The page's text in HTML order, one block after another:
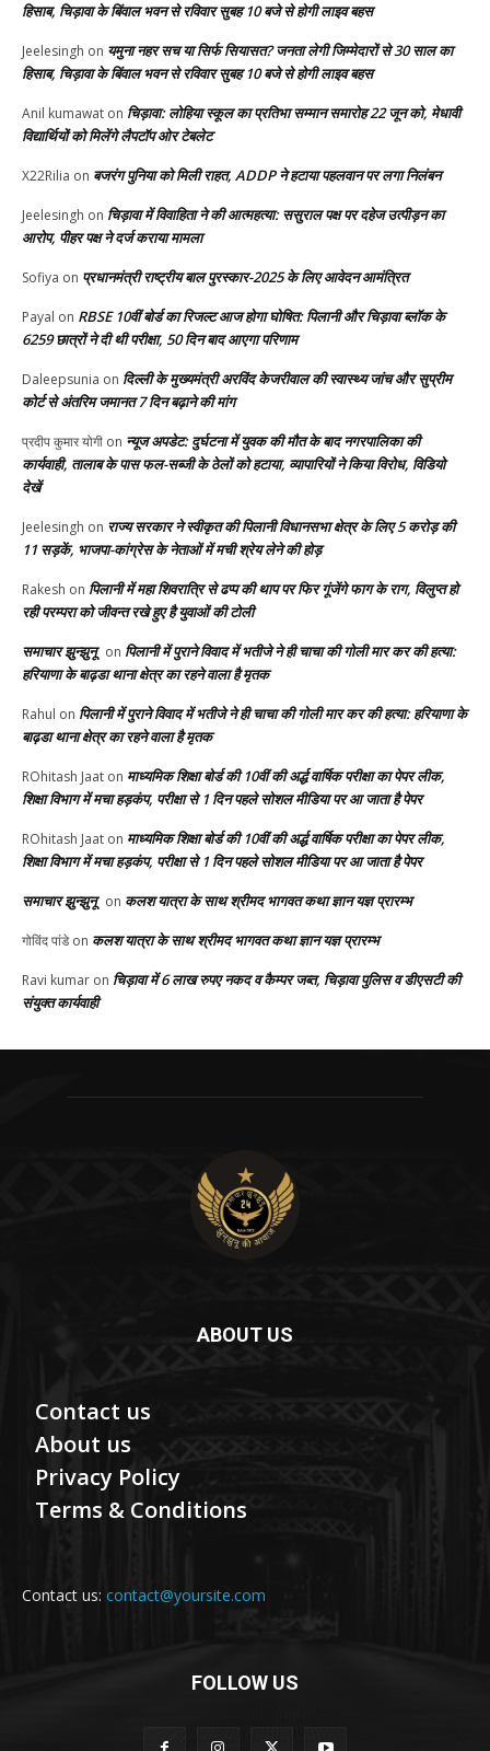
हिसाब, चिड़ावा के बिंवाल भवन से रविवार सुबह 10 बजे से होगी लाइव बहस
Jeelesingh on यमुना नहर सच या सिर्फ सियासत? जनता लेगी जिम्मेदारों से 30 साल का
हिसाब, चिड़ावा के बिंवाल भवन से रविवार सुबह 10 बजे से होगी लाइव बहस
Anil kumawat on चिड़ावा: लोहिया स्कूल का प्रतिभा सम्मान समारोह 22 जून को, मेधावी
विद्यार्थियों को मिलेंगे लैपटॉप ओर टेबलेट
X22Rilia on बजरंग पुनिया को मिली राहत, ADDP ने हटाया पहलवान पर लगा निलंबन
Jeelesingh on चिड़ावा में विवाहिता ने की आत्महत्या: ससुराल पक्ष पर दहेज उत्पीड़न का
आरोप, पीहर पक्ष ने दर्ज कराया मामला
Sofiya on प्रधानमंत्री राष्ट्रीय बाल पुरस्कार-2025 के लिए आवेदन आमंत्रित
Payal on RBSE 10वीं बोर्ड का रिजल्ट आज होगा घोषित: पिलानी और चिड़ावा ब्लॉक के
6259 छात्रों ने दी थी परीक्षा, 50 दिन बाद आएगा परिणाम
Daleepsunia on दिल्ली के मुख्यमंत्री अरविंद केजरीवाल की स्वास्थ्य जांच और सुप्रीम
कोर्ट से अंतरिम जमानत 7 दिन बढ़ाने की मांग
प्रदीप कुमार योगी on न्यूज अपडेट: दुर्घटना में युवक की मौत के बाद नगरपालिका की
कार्यवाही, तालाब के पास फल-सब्जी के ठेलों को हटाया, व्यापारियों ने किया विरोध, विडियो
देखें
Jeelesingh on राज्य सरकार ने स्वीकृत की पिलानी विधानसभा क्षेत्र के लिए 5 करोड़ की
11 सड़कें, भाजपा-कांग्रेस के नेताओं में मची श्रेय लेने की होड़
Rakesh on पिलानी में महा शिवरात्रि से ढप्प की थाप पर फिर गूंजेंगे फाग के राग, विलुप्त हो
रही परम्परा को जीवन्त रखे हुए है युवाओं की टोली
समाचार झुन्झुनू on पिलानी में पुराने विवाद में भतीजे ने ही चाचा की गोली मार कर की हत्या:
हरियाणा के बाढ़डा थाना क्षेत्र का रहने वाला है मृतक
Rahul on पिलानी में पुराने विवाद में भतीजे ने ही चाचा की गोली मार कर की हत्या: हरियाणा के
बाढ़डा थाना क्षेत्र का रहने वाला है मृतक
ROhitash Jaat on माध्यमिक शिक्षा बोर्ड की 10वीं की अर्द्ध वार्षिक परीक्षा का पेपर लीक,
शिक्षा विभाग में मचा हड़कंप, परीक्षा से 1 दिन पहले सोशल मीडिया पर आ जाता है पेपर
ROhitash Jaat on माध्यमिक शिक्षा बोर्ड की 10वीं की अर्द्ध वार्षिक परीक्षा का पेपर लीक,
शिक्षा विभाग में मचा हड़कंप, परीक्षा से 1 दिन पहले सोशल मीडिया पर आ जाता है पेपर
समाचार झुन्झुनू on कलश यात्रा के साथ श्रीमद भागवत कथा ज्ञान यज्ञ प्रारम्भ
गोविंद पांडेon कलश यात्रा के साथ श्रीमद भागवत कथा ज्ञान यज्ञ प्रारम्भ
Ravi kumar on चिड़ावा में 6 लाख रुपए नकद व कैम्पर जब्त, चिड़ावा पुलिस व डीएसटी की
संयुक्त कार्यवाही
ABOUT US
Contact us
About us
Privacy Policy
Terms & Conditions
Contact us: contact@yoursite.com
FOLLOW US